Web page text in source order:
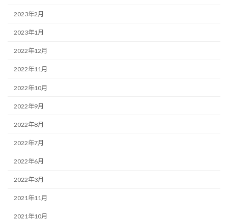
2023年2月
2023年1月
2022年12月
2022年11月
2022年10月
2022年9月
2022年8月
2022年7月
2022年6月
2022年3月
2021年11月
2021年10月